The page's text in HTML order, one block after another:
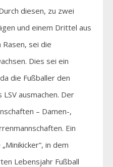
diesen, zu zwei
und einem Drittel aus
sei die
Dies sei ein
die Fußballer den
ausmachen. Der
– Damen-,
Ein
in dem
Lebensjahr Fußball